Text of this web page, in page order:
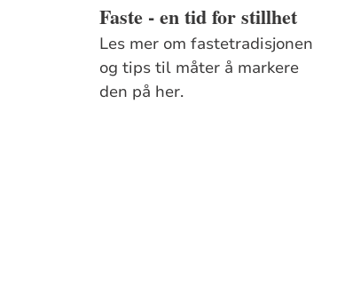
Faste - en tid for stillhet
Les mer om fastetradisjonen
og tips til måter å markere
den på her.